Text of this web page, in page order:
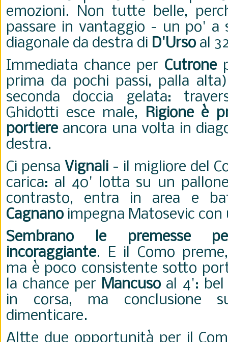
emozioni. Non tutte belle,
passare in vantaggio - un po' a
diagonale da destra di D'Ursoal
Immediata chance per Cutrone
prima da pochi passi, palla
seconda doccia gelata:
Ghidotti esce male, Rigione è
portiereancora una volta in
destra.
Ci pensa Vignali - il migliore del
carica: al 40' lotta su un
contrasto, entra in area e
Cagnanoimpegna Matosevic
Sembrano le premesse
incoraggiante. E il Como
ma è poco consistente sotto
la chance per Mancusoal 4': bel
in corsa, ma conclusione
dimenticare.
Altte due opportunità per il